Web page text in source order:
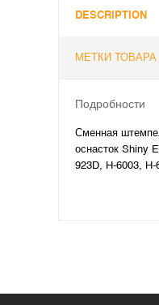
DESCRIPTION
МЕТКИ ТОВАРА
Подробности
Сменная
оснасток Shiny
923D, H-6003, H-